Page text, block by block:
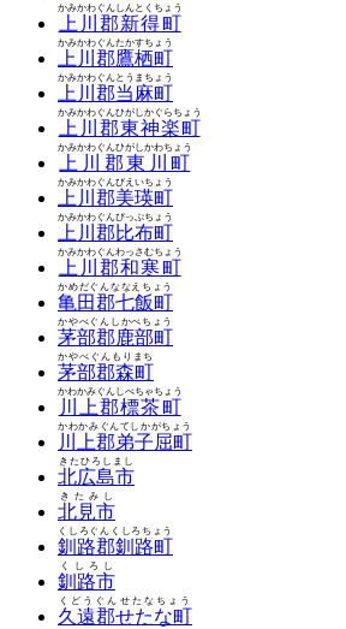
上川郡新得町
かみかわぐんしんとくちょう
上川郡鷹栖町
かみかわぐんたかすちょう
上川郡当麻町
かみかわぐんとうまちょう
上川郡東神楽町
かみかわぐんひがしかぐらちょう
上川郡東川町
かみかわぐんひがしかわちょう
上川郡美瑛町
かみかわぐんびえいちょう
上川郡比布町
かみかわぐんぴっぷちょう
上川郡和寒町
かみかわぐんわっさむちょう
亀田郡七飯町
かめだぐんななえちょう
茅部郡鹿部町
かやべぐんしかべちょう
茅部郡森町
かやべぐんもりまち
川上郡標茶町
かわかみぐんしべちゃちょう
川上郡弟子屈町
かわかみぐんてしかがちょう
北広島市
きたひろしまし
北見市
きたみし
釧路郡釧路町
くしろぐんくしろちょう
釧路市
くしろし
久遠郡せたな町
くどうぐんせたなちょう